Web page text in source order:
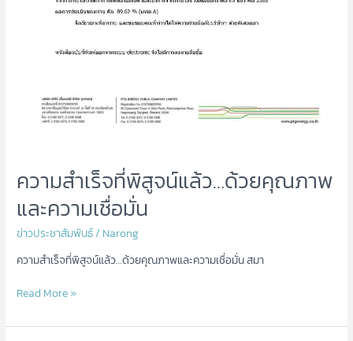
ความสำเร็จที่พิสูจน์แล้ว…ด้วยคุณภาพ
และความเชื่อมั่น
ข่าวประชาสัมพันธ์ / Narong
ความสำเร็จที่พิสูจน์แล้ว…ด้วยคุณภาพและความเชื่อมั่น สมา
Read More »